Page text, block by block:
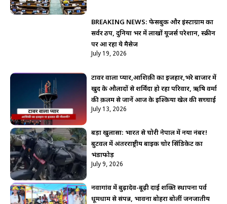
BREAKING NEWS: फेसबुक और इंस्टाग्राम का
सर्वर ठप, दुनिया भर में लाखों यूजर्स परेशान, स्क्रीन
पर आ रहा ये मैसेज
July 19, 2026
टावर वाला प्यार,आशिक़ी का इजहार,भरे बाजार में
खुद के औलादों से शर्मिंदा हो रहा परिवार, ऋषि वर्मा
की क़लम से जानें आज के इश्किया खेल की सच्चाई
July 13, 2026
बड़ा खुलासा: भारत से चोरी नेपाल में नया नंबर!
बुटवल में अंतरराष्ट्रीय बाइक चोर सिंडिकेट का
भंडाफोड़
July 9, 2026
नवागांव में बुढ़ादेव-बूढ़ी दाई शक्ति स्थापना पर्व
धूमधाम से संपन्न, भावना बोहरा बोलीं जनजातीय